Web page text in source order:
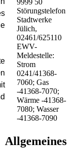
9999 50
Störungstelefon
Stadtwerke
Jülich,
02461/625110
EWV-
Meldestelle:
Strom
0241/41368-
7060; Gas
-41368-7070;
Wärme -41368-
7080; Wasser
-41368-7090
Allgemeines